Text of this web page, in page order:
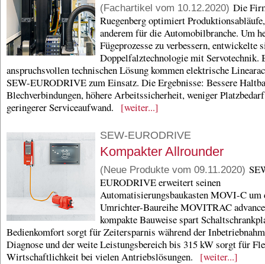
(Fachartikel vom 10.12.2020) Die
Ruegenberg optimiert
anderem für die Automobilbranche. Um
Fügeprozesse zu verbessern, entwickelte
Doppelfalztechnologie mit Servotechnik.
anspruchsvollen technischen Lösung kommen elektrische
SEW-EURODRIVE zum Einsatz. Die Ergebnisse: Bessere
Blechverbindungen, höhere Arbeitssicherheit, weniger
geringerer Serviceaufwand. [weiter...]
SEW-EURODRIVE
Kompakter Allrounder
(Neue Produkte vom 09.11.2020)
EURODRIVE erweitert seinen
Automatisierungsbaukasten MOVI-C um
Umrichter-Baureihe MOVITRAC
kompakte Bauweise spart
Bedienkomfort sorgt für Zeitersparnis während der
Diagnose und der weite Leistungsbereich bis 315 kW sorgt für
Wirtschaftlichkeit bei vielen Antriebslösungen. [weiter...]